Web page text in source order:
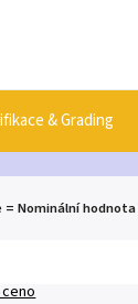
& Grading
= Nominální